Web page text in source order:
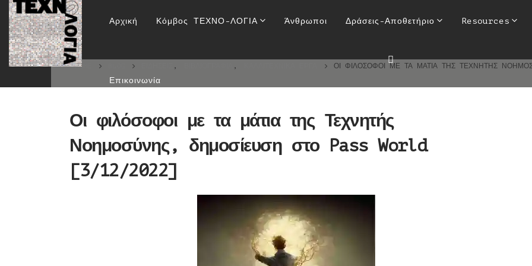
Αρχική Κόμβος ΤΕΧΝΟ-ΛΟΓΙΑ Άνθρωποι Δράσεις-Αποθετήριο Resources
Επικοινωνία
Οι φιλόσοφοι με τα μάτια της Τεχνητής
HOME , , ΟΙ ΦΙΛΌΣΟΦΟΙ ΜΕ ΤΑ ΜΆΤΙΑ ΤΗΣ ΤΕΧΝΗΤΉΣ
Οι φιλόσοφοι με τα μάτια της Τεχνητής
Νοημοσύνης, δημοσίευση στο Pass World
[3/12/2022]